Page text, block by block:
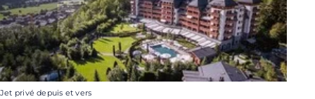
Jet privé depuis et vers